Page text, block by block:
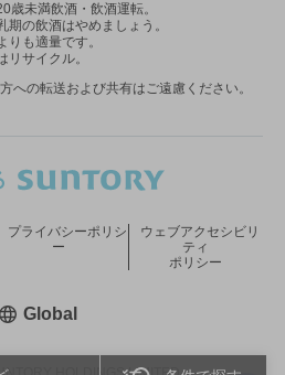
歳未満飲酒・飲酒運転。
期の飲酒はやめましょう。
りも適量です。
リサイクル。
への転送および共有はご遠慮ください。
プライバシーポリシ
ー
ウェブアクセシビリ
ティ
ポリシー
Global新しいウィンドウで開く